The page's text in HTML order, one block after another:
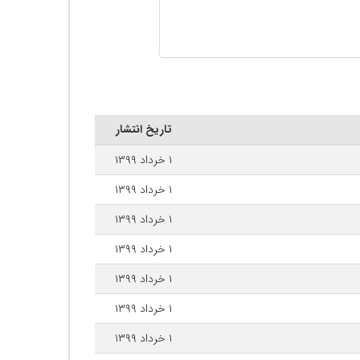
تاریخ انتشار
۱ خرداد ۱۳۹۹
۱ خرداد ۱۳۹۹
۱ خرداد ۱۳۹۹
۱ خرداد ۱۳۹۹
۱ خرداد ۱۳۹۹
۱ خرداد ۱۳۹۹
۱ خرداد ۱۳۹۹